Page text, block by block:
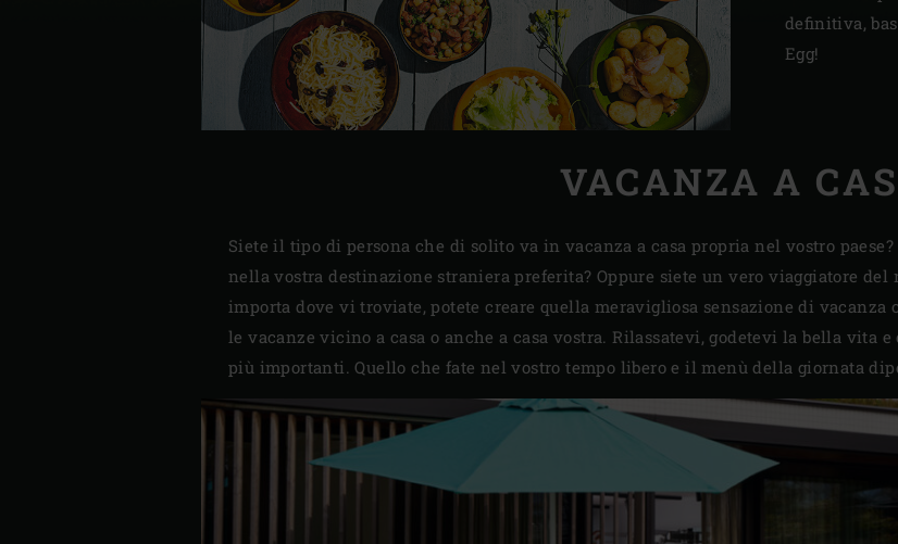
definitiva,
Egg!
VACANZA A
Siete il tipo di persona che di solito va in vacanza a casa propria nel vostro
nella vostra destinazione straniera preferita? Oppure siete un vero viaggiatore
importa dove vi troviate, potete creare quella meravigliosa sensazione di vacanza
le vacanze vicino a casa o anche a casa vostra. Rilassatevi, godetevi la bella vita e
più importanti. Quello che fate nel vostro tempo libero e il menù della giornata